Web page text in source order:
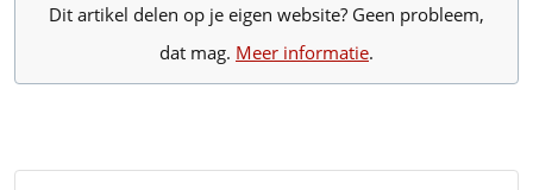
Dit artikel delen op je eigen website? Geen probleem,
dat mag. Meer informatie.